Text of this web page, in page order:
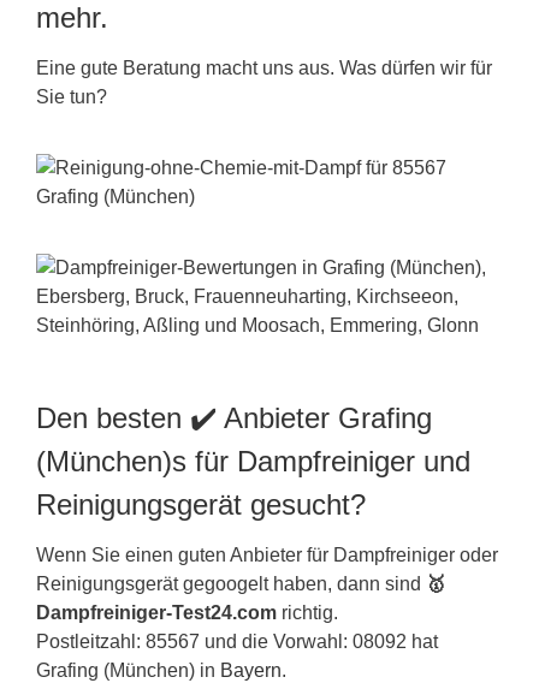
mehr.
Eine gute Beratung macht uns aus. Was dürfen wir für
Sie tun?
Den besten ✔️ Anbieter Grafing
(München)s für Dampfreiniger und
Reinigungsgerät gesucht?
Wenn Sie einen guten Anbieter für Dampfreiniger oder
Reinigungsgerät gegoogelt haben, dann sind 🥇
Dampfreiniger-Test24.com richtig.
Postleitzahl: 85567 und die Vorwahl: 08092 hat
Grafing (München) in Bayern.